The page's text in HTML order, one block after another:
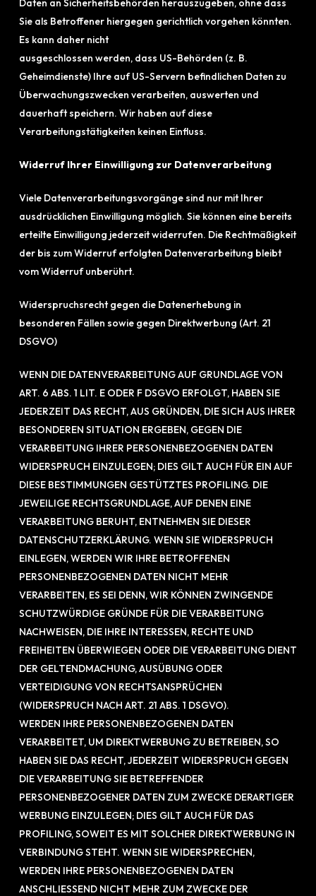
Daten an Sicherheitsbehörden herauszugeben, ohne dass
Sie als Betroffener hiergegen gerichtlich vorgehen könnten.
Es kann daher nicht
ausgeschlossen werden, dass US-Behörden (z. B.
Geheimdienste) Ihre auf US-Servern befindlichen Daten zu
Überwachungszwecken verarbeiten, auswerten und
dauerhaft speichern. Wir haben auf diese
Verarbeitungstätigkeiten keinen Einfluss.
Widerruf Ihrer Einwilligung zur Datenverarbeitung
Viele Datenverarbeitungsvorgänge sind nur mit Ihrer
ausdrücklichen Einwilligung möglich. Sie können eine bereits
erteilte Einwilligung jederzeit widerrufen. Die Rechtmäßigkeit
der bis zum Widerruf erfolgten Datenverarbeitung bleibt
vom Widerruf unberührt.
Widerspruchsrecht gegen die Datenerhebung in
besonderen Fällen sowie gegen Direktwerbung (Art. 21
DSGVO)
WENN DIE DATENVERARBEITUNG AUF GRUNDLAGE VON
ART. 6 ABS. 1 LIT. E ODER F DSGVO ERFOLGT, HABEN SIE
JEDERZEIT DAS RECHT, AUS GRÜNDEN, DIE SICH AUS IHRER
BESONDEREN SITUATION ERGEBEN, GEGEN DIE
VERARBEITUNG IHRER PERSONENBEZOGENEN DATEN
WIDERSPRUCH EINZULEGEN; DIES GILT AUCH FÜR EIN AUF
DIESE BESTIMMUNGEN GESTÜTZTES PROFILING. DIE
JEWEILIGE RECHTSGRUNDLAGE, AUF DENEN EINE
VERARBEITUNG BERUHT, ENTNEHMEN SIE DIESER
DATENSCHUTZERKLÄRUNG. WENN SIE WIDERSPRUCH
EINLEGEN, WERDEN WIR IHRE BETROFFENEN
PERSONENBEZOGENEN DATEN NICHT MEHR
VERARBEITEN, ES SEI DENN, WIR KÖNNEN ZWINGENDE
SCHUTZWÜRDIGE GRÜNDE FÜR DIE VERARBEITUNG
NACHWEISEN, DIE IHRE INTERESSEN, RECHTE UND
FREIHEITEN ÜBERWIEGEN ODER DIE VERARBEITUNG DIENT
DER GELTENDMACHUNG, AUSÜBUNG ODER
VERTEIDIGUNG VON RECHTSANSPRÜCHEN
(WIDERSPRUCH NACH ART. 21 ABS. 1 DSGVO).
WERDEN IHRE PERSONENBEZOGENEN DATEN
VERARBEITET, UM DIREKTWERBUNG ZU BETREIBEN, SO
HABEN SIE DAS RECHT, JEDERZEIT WIDERSPRUCH GEGEN
DIE VERARBEITUNG SIE BETREFFENDER
PERSONENBEZOGENER DATEN ZUM ZWECKE DERARTIGER
WERBUNG EINZULEGEN; DIES GILT AUCH FÜR DAS
PROFILING, SOWEIT ES MIT SOLCHER DIREKTWERBUNG IN
VERBINDUNG STEHT. WENN SIE WIDERSPRECHEN,
WERDEN IHRE PERSONENBEZOGENEN DATEN
ANSCHLIESSEND NICHT MEHR ZUM ZWECKE DER